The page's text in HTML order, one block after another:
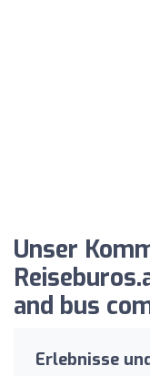
Unser
and bus
Erlebnisse